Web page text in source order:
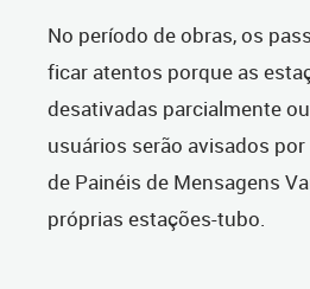
No período de obras, os
ficar atentos porque as
desativadas parcialmente
usuários serão avisados
de Painéis de Mensagens
próprias estações-tubo.